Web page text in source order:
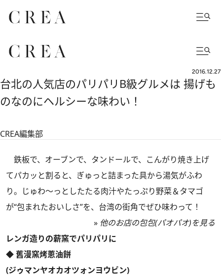
2016.12.27
台北の人気店のパリパリB級グルメは 揚げも
のなのにヘルシーな味わい！
CREA編集部
鉄板で、オーブンで、タンドールで、こんがり焼き上げ
てパカッと割ると、ぎゅっと詰まった具から湯気がふわ
り。じゅわ～っとしたたる肉汁やたっぷり野菜＆タマゴ
が“包まれたおいしさ”を、台湾の街角でぜひ味わって！
» 他のお店の包包(パオパオ)を見る
レンガ造りの薪窯でパリパリに
◆ 舊漫窯烤蔥油餅
(ジゥマンヤオカオツォンヨウビン)